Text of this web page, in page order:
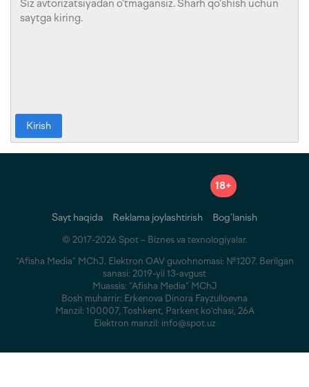
Kirish
18+
Sayt haqida Reklama joylashtirish Bog‘lanish
© 2017-2026 Spot – Biznes va texnologiyalar.
“Afisha Media” MChJ. Elektron OAV guvohnomasi: №1207. Berilgan
sanasi: 2019-yil 13-avgust
Muassis: “Afisha Media” MChJ
Bosh muharrir: Erkenova Dinora Fayzulloevna
Manzil: 100007, Toshkent, Parkent ko‘chasi, 26A
Elektron manzil: info@spot.uz